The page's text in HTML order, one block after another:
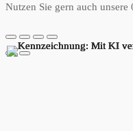
Nutzen Sie gern auch